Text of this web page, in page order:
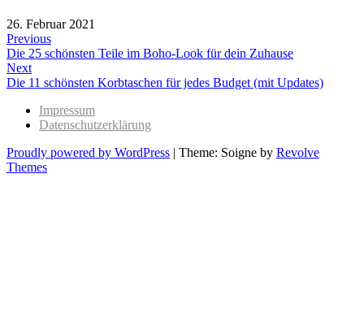
26. Februar 2021
Beitragsnavigation
Previous
Previous
post:
Die 25 schönsten Teile im Boho-Look für dein Zuhause
Next
Next
Die 11 schönsten Korbtaschen für jedes Budget (mit Updates)
Impressum
Datenschutzerklärung
Proudly powered by WordPress | Theme: Soigne by Revolve
Themes